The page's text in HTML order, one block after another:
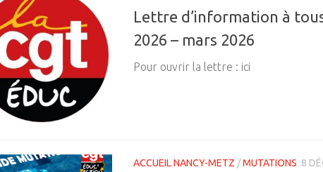
Lettre d’information à
2026 – mars 2026
Pour ouvrir la lettre : ici
ACCUEIL NANCY-METZ /MUTATIONS 8